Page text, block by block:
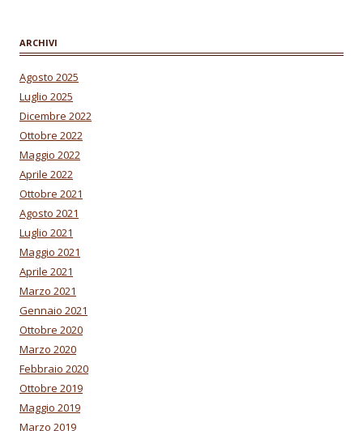
ARCHIVI
Agosto 2025
Luglio 2025
Dicembre 2022
Ottobre 2022
Maggio 2022
Aprile 2022
Ottobre 2021
Agosto 2021
Luglio 2021
Maggio 2021
Aprile 2021
Marzo 2021
Gennaio 2021
Ottobre 2020
Marzo 2020
Febbraio 2020
Ottobre 2019
Maggio 2019
Marzo 2019